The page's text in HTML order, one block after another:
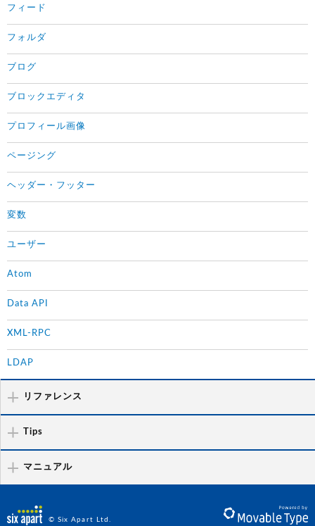
フィード
フォルダ
ブログ
ブロックエディタ
プロフィール画像
ページング
ヘッダー・フッター
変数
ユーザー
Atom
Data API
XML-RPC
LDAP
リファレンス
Tips
マニュアル
© Six Apart Ltd.